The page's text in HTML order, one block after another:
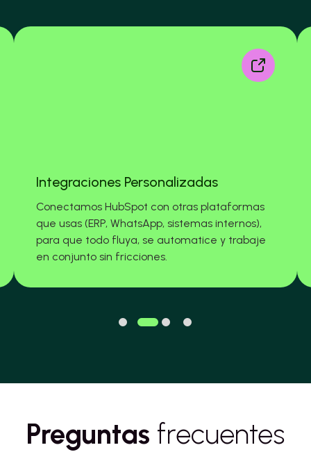
Integraciones Personalizadas
Conectamos HubSpot con otras plataformas
que usas (ERP, WhatsApp, sistemas internos),
para que todo fluya, se automatice y trabaje
en conjunto sin fricciones.
Preguntas frecuentes